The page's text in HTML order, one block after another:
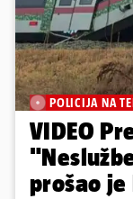
POLICIJA NA
VIDEO
prošao je